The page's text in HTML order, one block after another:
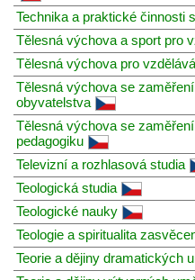
Technika a praktické činnosti
Tělesná výchova a sport pro
Tělesná výchova pro
Tělesná výchova se
obyvatelstva
Tělesná výchova se
pedagogiku
Televizní a rozhlasová studia
Teologická studia
Teologické nauky
Teologie a spiritualita
Teorie a dějiny dramatických